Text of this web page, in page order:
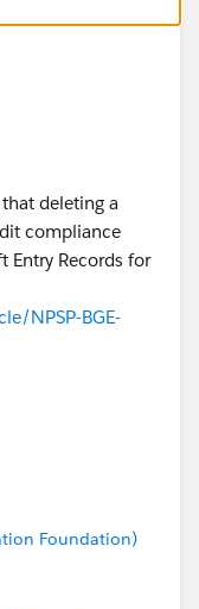
deleting a
compliance
Entry Records for
NPSP-BGE-
Foundation)